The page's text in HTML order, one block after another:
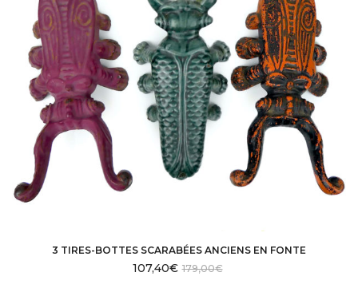
3 TIRES-BOTTES SCARABÉES ANCIENS EN FONTE
179,00€
107,40€